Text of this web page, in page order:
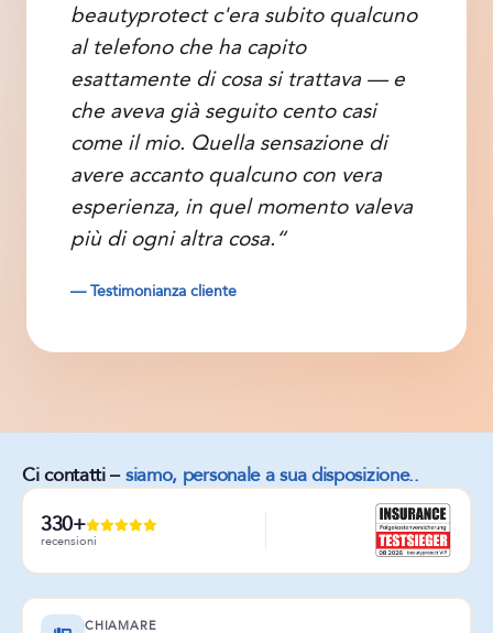
beautyprotect c'era subito qualcuno
al telefono che ha capito
esattamente di cosa si trattava — e
che aveva già seguito cento casi
come il mio. Quella sensazione di
avere accanto qualcuno con vera
esperienza, in quel momento valeva
più di ogni altra cosa.“
— Testimonianza cliente
Ci contatti –siamo, personale a sua disposizione..
330+
recensioni
CHIAMARE